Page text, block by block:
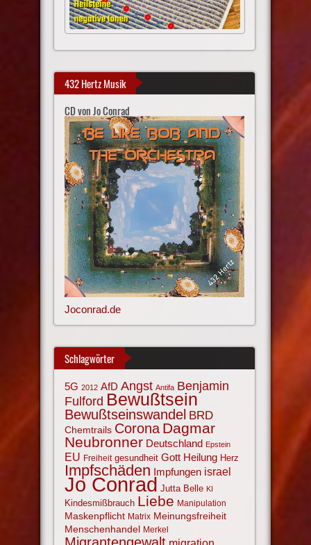
432 Hertz Musik
CD von Jo Conrad
Joconrad.de
Schlagwörter
5G 2012 AfD Angst Antifa Benjamin
Fulford Bewußtsein
Bewußtseinswandel BRD
Chemtrails Corona Dagmar
Neubronner Deutschland Epstein
EU Freiheit gesundheit Gott Heilung Herz
Impfschäden Impfungen israel
Jo Conrad Jutta Belle KI
Kindesmißbrauch Liebe Manipulation
Maskenpflicht Matrix Meinungsfreiheit
Menschenhandel Merkel